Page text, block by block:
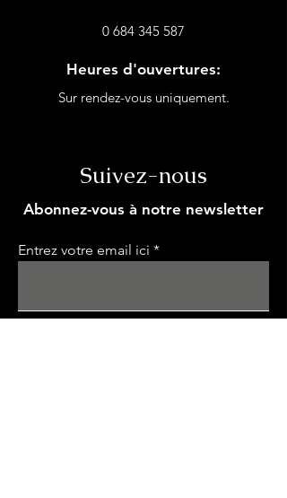
0 684 345 587
Heures d'ouvertures:
Sur rendez-vous uniquement.
Suivez-nous
Abonnez-vous à notre newsletter
Entrez votre email ici